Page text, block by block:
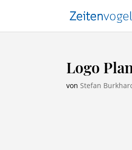
Logo
vonStefan